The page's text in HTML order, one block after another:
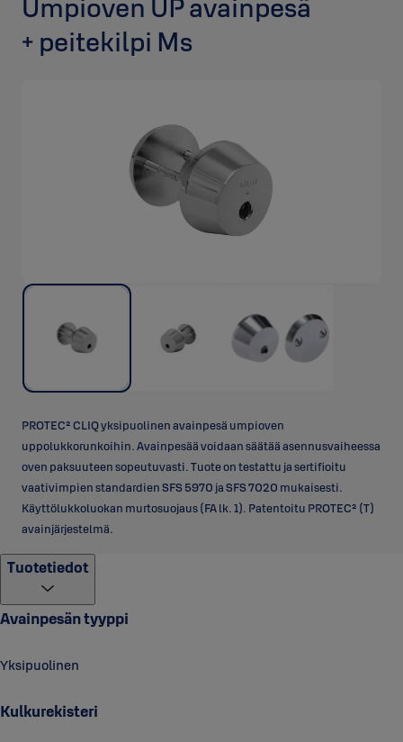
Umpioven UP avainpesä
+ peitekilpi Ms
PROTEC² CLIQ yksipuolinen avainpesä umpioven
uppolukkorunkoihin. Avainpesää voidaan säätää asennusvaiheessa
oven paksuuteen sopeutuvasti. Tuote on testattu ja sertifioitu
vaativimpien standardien SFS 5970 ja SFS 7020 mukaisesti.
Käyttölukkoluokan murtosuojaus (FA lk. 1). Patentoitu PROTEC² (T)
avainjärjestelmä.
Tuotetiedot
Avainpesän tyyppi
Yksipuolinen
Kulkurekisteri